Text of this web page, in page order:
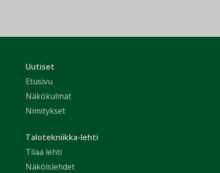
Uutiset
Etusivu
Näkökulmat
Nimitykset
Talotekniikka-lehti
Tilaa lehti
Näköislehdet